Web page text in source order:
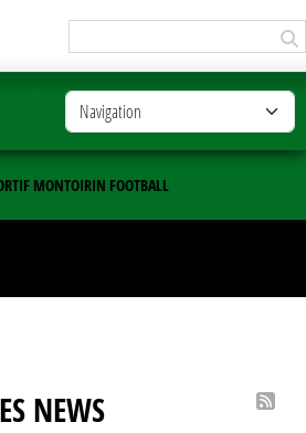
MONTOIRIN FOOTBALL
NEWS